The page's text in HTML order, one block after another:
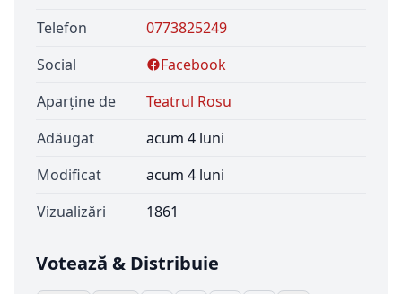
Telefon
0773825249
Social
Facebook
Aparține de
Teatrul Rosu
Adăugat
acum 4 luni
Modificat
acum 4 luni
Vizualizări
1861
Votează & Distribuie